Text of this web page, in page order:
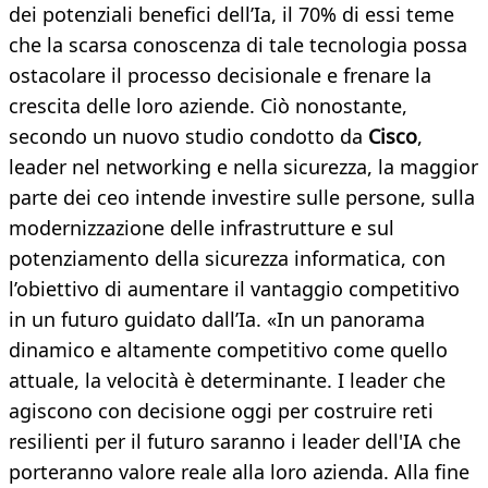
dei potenziali benefici dell’Ia, il 70% di essi teme
che la scarsa conoscenza di tale tecnologia possa
ostacolare il processo decisionale e frenare la
crescita delle loro aziende. Ciò nonostante,
secondo un nuovo studio condotto da Cisco,
leader nel networking e nella sicurezza, la maggior
parte dei ceo intende investire sulle persone, sulla
modernizzazione delle infrastrutture e sul
potenziamento della sicurezza informatica, con
l’obiettivo di aumentare il vantaggio competitivo
in un futuro guidato dall’Ia. «In un panorama
dinamico e altamente competitivo come quello
attuale, la velocità è determinante. I leader che
agiscono con decisione oggi per costruire reti
resilienti per il futuro saranno i leader dell'IA che
porteranno valore reale alla loro azienda. Alla fine